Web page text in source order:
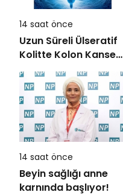
14 saat önce
Uzun Süreli Ülseratif
Kolitte Kolon Kanseri
Riski Artıyor mu?
14 saat önce
Beyin sağlığı anne
karnında başlıyor!